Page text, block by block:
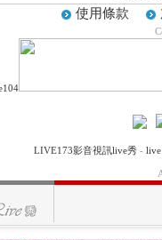
使用條款
LIVE173影音視訊live秀-